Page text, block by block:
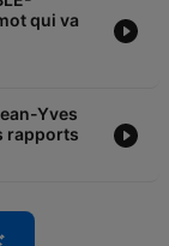
qui va
Yves
rapports